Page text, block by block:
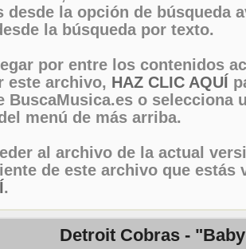
desde la opción de búsqueda
la búsqueda por texto.
por entre los contenidos
este archivo, HAZ CLIC AQUÍ
BuscaMusica.es o selecciona
menú de más arriba.
al archivo de la actual
de este archivo que
.
Detroit Cobras -